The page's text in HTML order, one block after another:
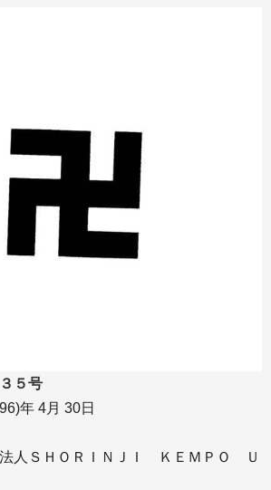
５号
年 4月 30日
人ＳＨＯＲＩＮＪＩ ＫＥＭＰＯ Ｕ